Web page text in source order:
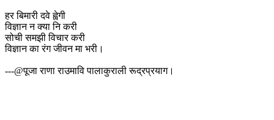
हर बिमारी दवे ह्वेगी
विज्ञान न क्या नि करी
सोची समझी विचार करी
विज्ञान का रंग जीवन मा भरी।
---@पूजा राणा राउमावि पालाकुराली रूद्रप्रयाग।